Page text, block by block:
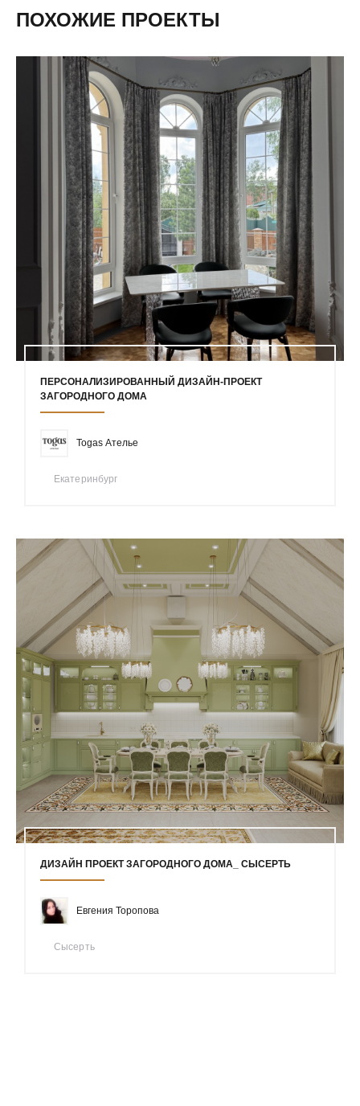
ПОХОЖИЕ ПРОЕКТЫ
ПЕРСОНАЛИЗИРОВАННЫЙ ДИЗАЙН-ПРОЕКТ
ЗАГОРОДНОГО ДОМА
Togas Ателье
Екатеринбург
ДИЗАЙН ПРОЕКТ ЗАГОРОДНОГО ДОМА_ СЫСЕРТЬ
Евгения Торопова
Сысерть